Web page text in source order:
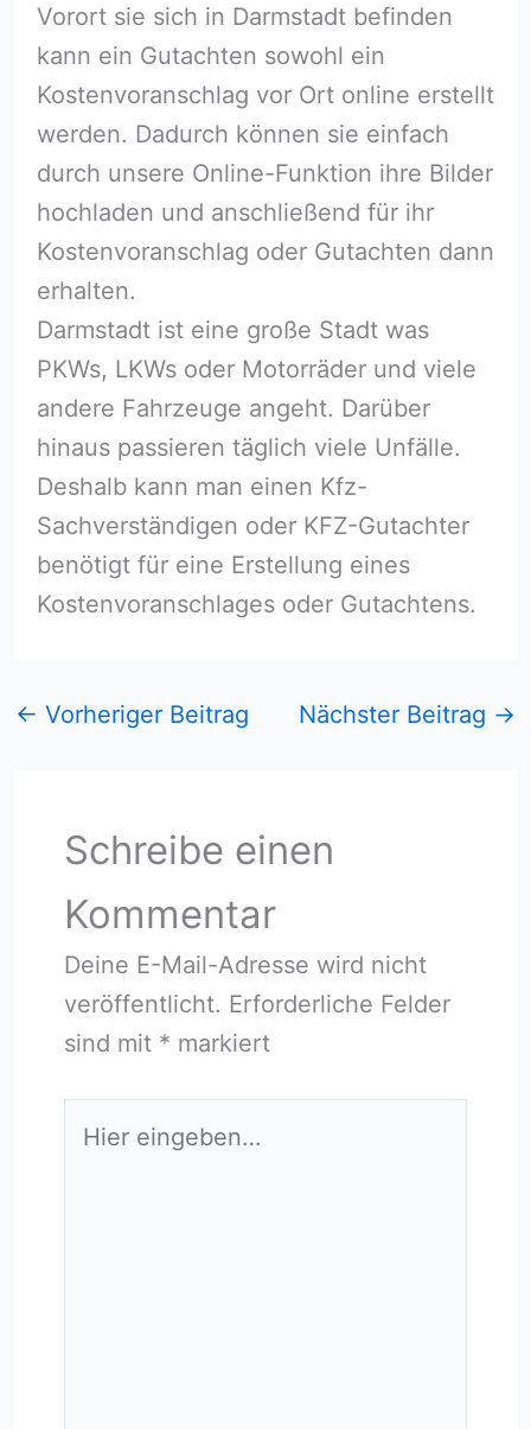
Vorort sie sich in Darmstadt befinden
kann ein Gutachten sowohl ein
Kostenvoranschlag vor Ort online erstellt
werden. Dadurch können sie einfach
durch unsere Online-Funktion ihre Bilder
hochladen und anschließend für ihr
Kostenvoranschlag oder Gutachten dann
erhalten.
Darmstadt ist eine große Stadt was
PKWs, LKWs oder Motorräder und viele
andere Fahrzeuge angeht. Darüber
hinaus passieren täglich viele Unfälle.
Deshalb kann man einen Kfz-
Sachverständigen oder KFZ-Gutachter
benötigt für eine Erstellung eines
Kostenvoranschlages oder Gutachtens.
← Vorheriger Beitrag Nächster Beitrag →
Schreibe einen
Kommentar
Deine E-Mail-Adresse wird nicht
veröffentlicht. Erforderliche Felder
sind mit * markiert
eingeben…